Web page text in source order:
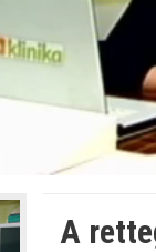
Betöltve
A